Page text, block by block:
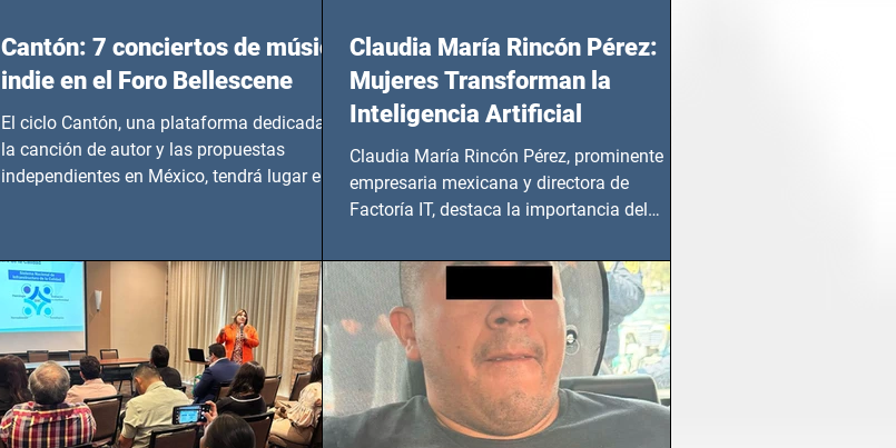
Cantón: 7 conciertos de música
indie en el Foro Bellescene
El ciclo Cantón, una plataforma dedicada a
la canción de autor y las propuestas
independientes en México, tendrá lugar en el
del 14 de agosto al 25 de septiembre, a las
20:00 horas.
Claudia María Rincón Pérez:
Mujeres Transforman la
Inteligencia Artificial
Claudia María Rincón Pérez, prominente
empresaria mexicana y directora de
Factoría IT, destaca la importancia del